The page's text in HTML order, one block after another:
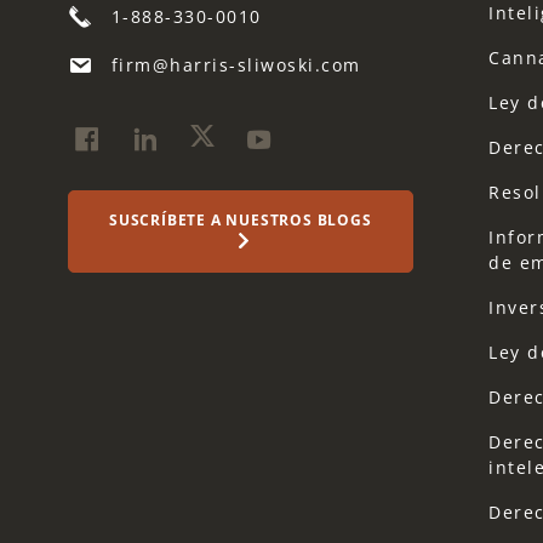
1-888-330-0010
firm@harris-sliwoski.com
SUSCRÍBETE A NUESTROS BLOGS
Ley
de
Ley